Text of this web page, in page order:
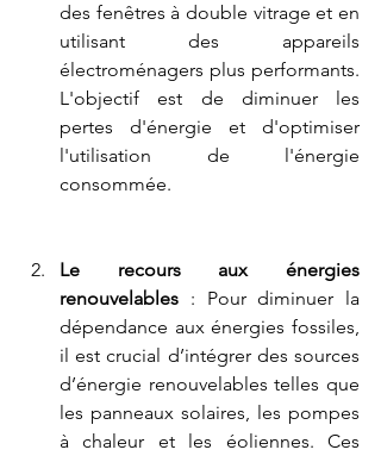
des fenêtres à double vitrage et en
utilisant des appareils
électroménagers plus performants.
L'objectif est de diminuer les
pertes d'énergie et d'optimiser
l'utilisation de l'énergie
consommée.
Le recours aux énergies
renouvelables : Pour diminuer la
dépendance aux énergies fossiles,
il est crucial d’intégrer des sources
d’énergie renouvelables telles que
les panneaux solaires, les pompes
à chaleur et les éoliennes. Ces